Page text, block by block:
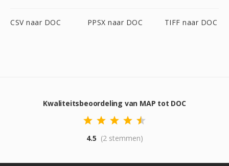
CSV naar DOC PPSX naar DOC TIFF naar DOC
Kwaliteitsbeoordeling van MAP tot DOC
4.5 (2 stemmen)